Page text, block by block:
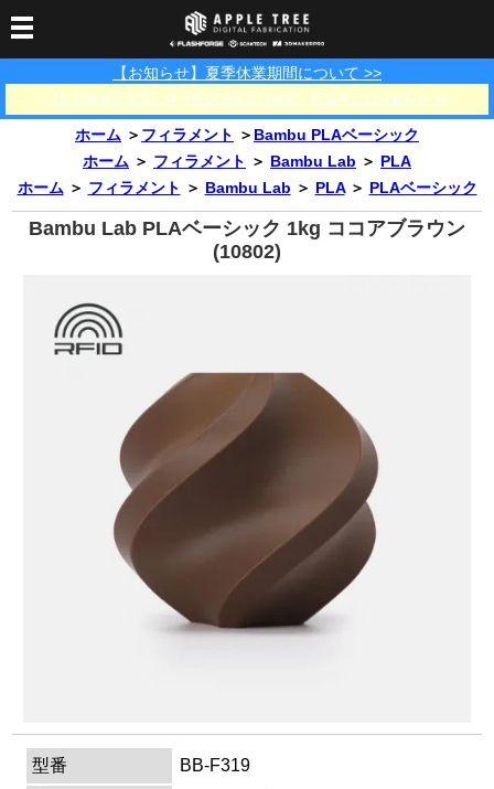
【お知らせ】夏季休業期間について >>
【佐川急便】地震に伴う配送遅延及び集荷・配達停止のお知らせ >>
3Dプリンター
3Dプリンター一覧 FLASHFORGE Bambu Lab
3Dスキャナー
SCANOLOGY 3DeVOK 3Dスキャナー消耗品
3DMakerpro
フィラメント
フィラメント一覧 FLASHFORGE Bambu Lab
FusRock その他
光造形用レジン
DLP用レジン LCD用レジン エキマテ レジン
消耗品
部品
PP用タックシート
在庫処分セール
ダウンロード
ショールーム
オフィシャルサイト
法人窓口
カートを見る
ホーム ＞ フィラメント ＞ Bambu PLAベーシック
ホーム ＞ フィラメント ＞ Bambu Lab ＞ PLA
ホーム ＞ フィラメント ＞ Bambu Lab ＞ PLA ＞ PLAベーシック
Bambu Lab PLAベーシック 1kg ココアブラウン
(10802)
型番
BB-F319